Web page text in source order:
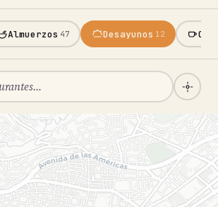
Almuerzos 47 Desayunos 12